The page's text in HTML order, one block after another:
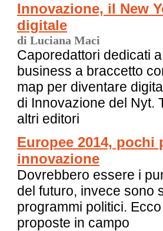
Innovazione, il New
digitale
di Luciana Maci
Caporedattori dedicati
business a braccetto
map per diventare
di Innovazione del Nyt.
altri editori
Europee 2014, pochi
innovazione
Dovrebbero essere i
del futuro, invece sono
programmi politici.
proposte in campo